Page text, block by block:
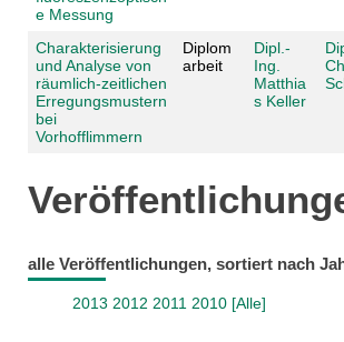
e Messung
Charakterisierung
und Analyse von
räumlich-zeitlichen
Erregungsmustern
bei
Vorhofflimmern
Diplom
arbeit
Dipl.-
Ing.
Matthia
s Keller
alle Veröffentlichungen, sortiert nach
2013 2012 2011 2010 [Alle]